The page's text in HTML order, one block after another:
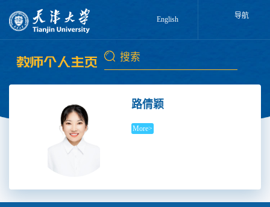
English 导航
路倩颖
More>